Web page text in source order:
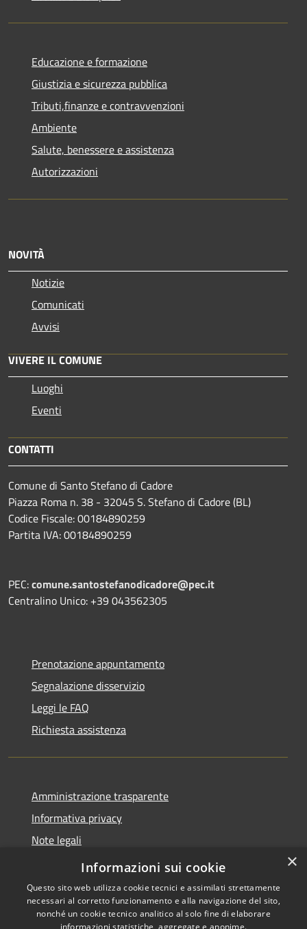
Educazione e formazione
Giustizia e sicurezza pubblica
Tributi,finanze e contravvenzioni
Ambiente
Salute, benessere e assistenza
Autorizzazioni
NOVITÀ
Notizie
Comunicati
Avvisi
VIVERE IL COMUNE
Luoghi
Eventi
CONTATTI
Comune di Santo Stefano di Cadore
Piazza Roma n. 38 - 32045 S. Stefano di Cadore (BL)
Codice Fiscale: 00184890259
Partita IVA: 00184890259
PEC:comune.santostefanodicadore@pec.it
Centralino Unico: +39 043562305
Prenotazione appuntamento
Segnalazione disservizio
Leggi le FAQ
Richiesta assistenza
Amministrazione trasparente
Informativa privacy
Note legali
Dichiarazione di accessibilità
×
Informazioni sui cookie
Questo sito web utilizza cookie tecnici e assimilati strettamente
necessari al corretto funzionamento e alla navigazione del sito,
nonché un cookie tecnico analitico al solo fine di elaborare
informazioni statistiche, aggregate e anonime.